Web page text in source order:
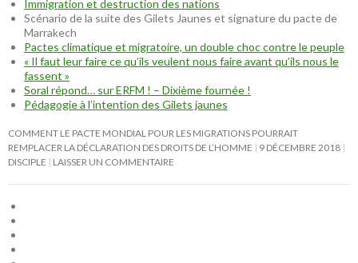
Immigration et destruction des nations
Scénario de la suite des Gilets Jaunes et signature du pacte de
Marrakech
Pactes climatique et migratoire, un double choc contre le peuple
« Il faut leur faire ce qu’ils veulent nous faire avant qu’ils nous le
fassent »
Soral répond… sur ERFM ! – Dixième fournée !
Pédagogie à l’intention des Gilets jaunes
COMMENT LE PACTE MONDIAL POUR LES MIGRATIONS POURRAIT
REMPLACER LA DÉCLARATION DES DROITS DE L’HOMME
9 DÉCEMBRE 2018
DISCIPLE
LAISSER UN COMMENTAIRE